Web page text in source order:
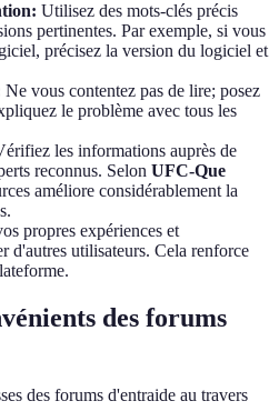
Utilisez des mots-clés précis
pertinentes. Par exemple, si vous
précisez la version du logiciel et
Ne vous contentez pas de lire; posez
le problème avec tous les
les informations auprès de
reconnus. Selon UFC-Que
améliore considérablement la
propres expériences et
d'autres utilisateurs. Cela renforce
des forums
des forums d'entraide au travers